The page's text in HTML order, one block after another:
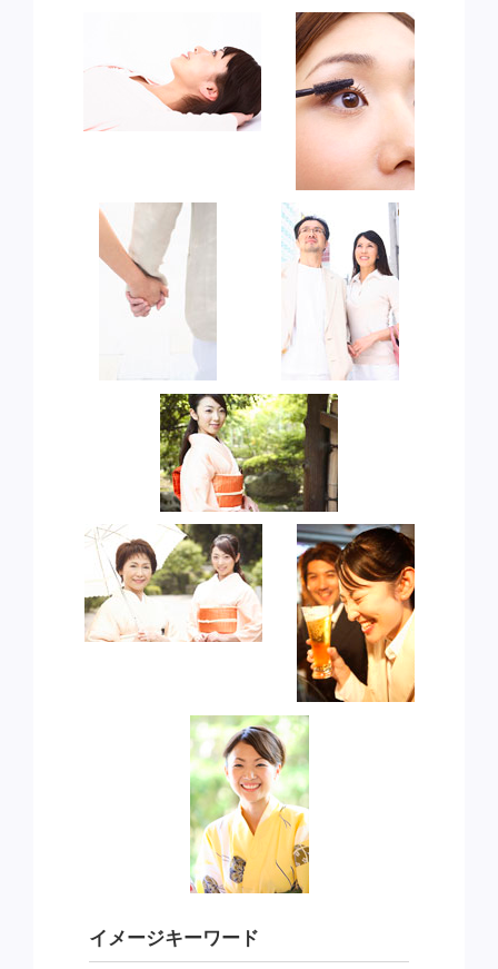
イメージキーワード